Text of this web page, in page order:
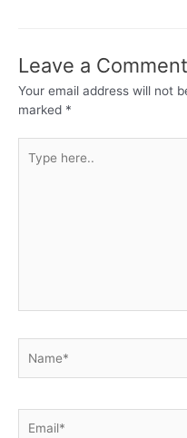
Leave a Comment
Your email address will not
marked *